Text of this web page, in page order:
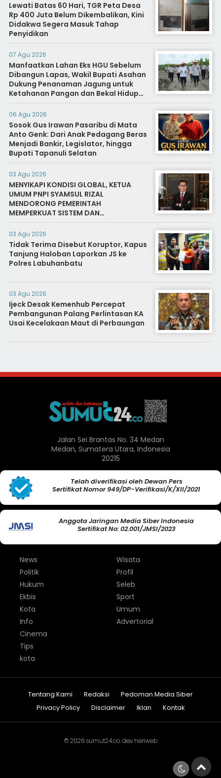
Lewati Batas 60 Hari, TGR Peta Desa
Rp 400 Juta Belum Dikembalikan, Kini
Didakwa Segera Masuk Tahap
Penyidikan
07 Agu 2026
Manfaatkan Lahan Eks HGU Sebelum
Dibangun Lapas, Wakil Bupati Asahan
Dukung Penanaman Jagung untuk
Ketahanan Pangan dan Bekal Hidup
Warga Binaan
06 Agu 2026
Sosok Gus Irawan Pasaribu di Mata
Anto Genk: Dari Anak Pedagang Beras
Menjadi Bankir, Legislator, hingga
Bupati Tapanuli Selatan
03 Agu 2026
MENYIKAPI KONDISI GLOBAL, KETUA
UMUM PNPI SYAMSUL RIZAL
MENDORONG PEMERINTAH
MEMPERKUAT SISTEM DAN
INFRASTRUKTUR INTELIJEN NEGARA
03 Agu 2026
Tidak Terima Disebut Koruptor, Kapus
Tanjung Haloban Laporkan JS ke
Polres Labuhanbatu
03 Agu 2026
Ijeck Desak Kemenhub Percepat
Pembangunan Palang Perlintasan KA
Usai Kecelakaan Maut di Perbaungan
Jalan Sei Brantas No. 34 Medan
Medan, Sumatera Utara, Indonesia
20215
Telah diverifikasi oleh Dewan Pers
Sertifikat Nomor 949/DP-Verifikasi/K/XII/2021
Anggota Jaringan Media Siber Indonesia
Sertifikat No: 02.001/JMSI/2023
News
Politik
Hukum
Ekbis
Kota
Info
Wisata
Profil
Seleb
Sport
Umum
Advertorial
Cinema
Tips
kota
Tentang Kami Redaksi
Pedoman Media Siber
Privacy Policy
Disclaimer Iklan Kontak
© 2026 sumut24.co. dev heriweb